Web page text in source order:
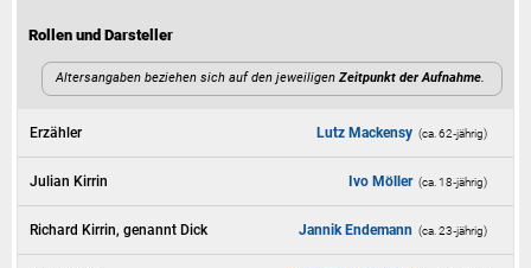
Rollen und Darsteller
Altersangaben beziehen sich auf den jeweiligenZeitpunkt der Aufnahme.
Erzähler Lutz Mackensy (ca. 62‑jährig)
Julian Kirrin Ivo Möller (ca. 18‑jährig)
Richard Kirrin, genannt Dick Jannik Endemann (ca. 23‑jährig)